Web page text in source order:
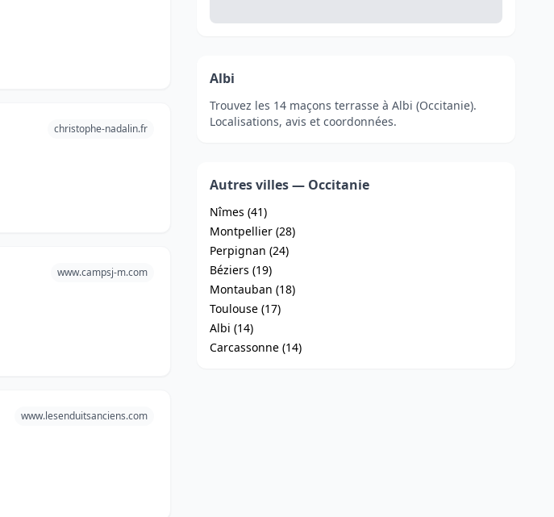
christophe-nadalin.fr
www.campsj-m.com
www.lesenduitsanciens.com
Albi
Trouvez les 14 maçons terrasse à Albi (Occitanie).
Localisations, avis et coordonnées.
Autres villes — Occitanie
Nîmes (41)
Montpellier (28)
Perpignan (24)
Béziers (19)
Montauban (18)
Toulouse (17)
Albi (14)
Carcassonne (14)